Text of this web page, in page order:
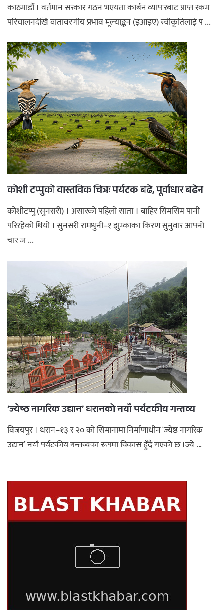
काठमाडौँ । वर्तमान सरकार गठन भएयता कार्बन व्यापारबाट प्राप्त रकम
परिचालनदेखि वातावरणीय प्रभाव मूल्याङ्कन (इआइए) स्वीकृतिलाई प ...
कोशी टप्पुको वास्तविक चित्रः पर्यटक बढे, पूर्वाधार बढेन
कोशीटप्पु (सुनसरी) । असारको पहिलो साता । बाहिर सिमसिम पानी
परिरहेको थियो । सुनसरी रामधुनी–१ झुम्काका किरण सुनुवार आफ्नो
चार ज ...
‘ज्येष्ठ नागरिक उद्यान’ धरानको नयाँ पर्यटकीय गन्तव्य
विजयपुर । धरान–१३ र २० को सिमानामा निर्माणाधीन ‘ज्येष्ठ नागरिक
उद्यान’ नयाँ पर्यटकीय गन्तव्यका रूपमा विकास हुँदै गएको छ ।ज्ये ...